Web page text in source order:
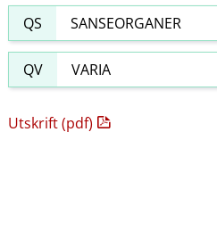
QS SANSEORGANER
QV VARIA
Utskrift (pdf)